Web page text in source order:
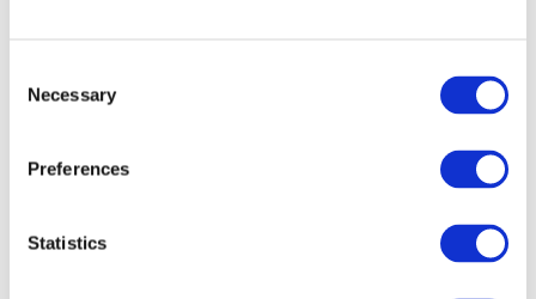
Selection
Necessary
Preferences
Statistics
Összes